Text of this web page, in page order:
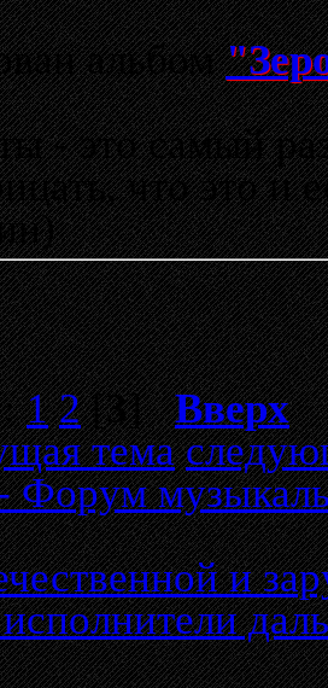
альбом
- это самый
что это и
1 2[3]Вверх
тема
Форум
и